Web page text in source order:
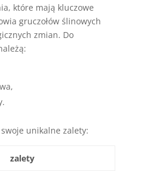
które mają kluczowe
gruczołów ślinowych
zmian. Do
unikalne zalety:
zalety